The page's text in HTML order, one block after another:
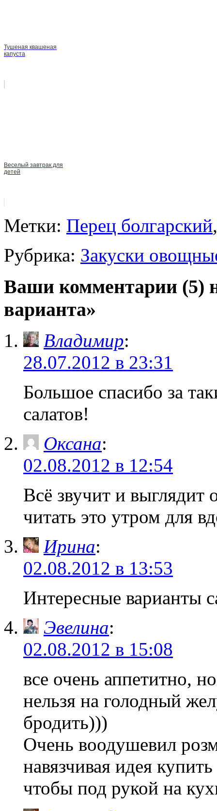
Тушеная квашеная
капуста
Веселый завтрак для
детей
Метки: Перец болгарский
Рубрика: Закуски
Ваши комментарии (5)
варианта»
Владимир:
28.07.2012 в 23:31
Большое спасибо за
салатов!
Оксана:
02.08.2012 в 12:54
Всё звучит и
читать это утром для
Ирина:
02.08.2012 в 13:53
Интересные варианты
Эвелина:
02.08.2012 в 15:08
все очень аппетитно,
нельзя на голодный
бродить)))
Очень воодушевил
навязчивая идея
чтобы под рукой на